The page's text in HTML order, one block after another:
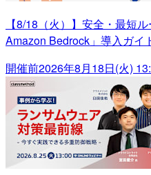
【8/18（火）】安全・最短
Amazon Bedrock」導入ガイ
開催前2026年8月18日(火)